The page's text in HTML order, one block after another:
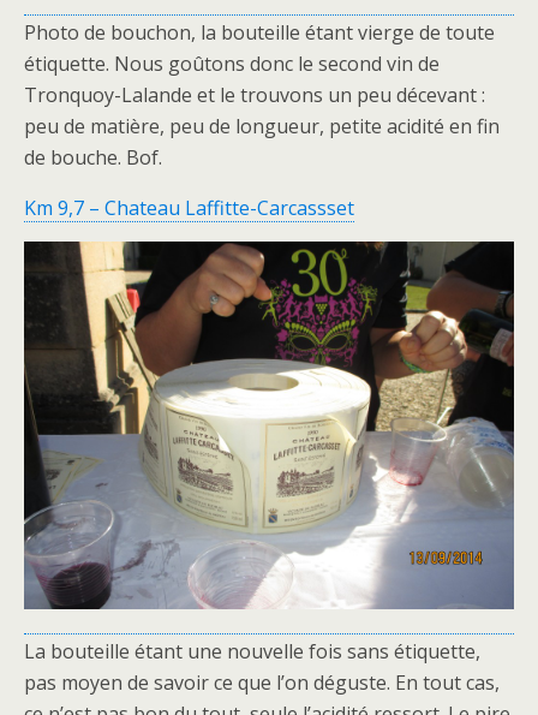
Photo de bouchon, la bouteille étant vierge de toute
étiquette. Nous goûtons donc le second vin de
Tronquoy-Lalande et le trouvons un peu décevant :
peu de matière, peu de longueur, petite acidité en fin
de bouche. Bof.
Km 9,7 – Chateau Laffitte-Carcassset
La bouteille étant une nouvelle fois sans étiquette,
pas moyen de savoir ce que l’on déguste. En tout cas,